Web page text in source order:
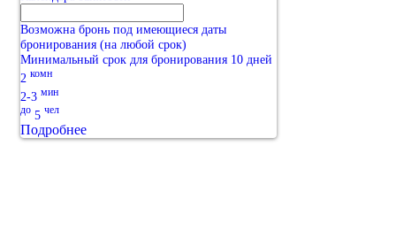
Возможна бронь под имеющиеся даты
бронирования (на любой срок)
Минимальный срок для бронирования 10 дней
2 комн
2-3 мин
до 5 чел
Подробнее